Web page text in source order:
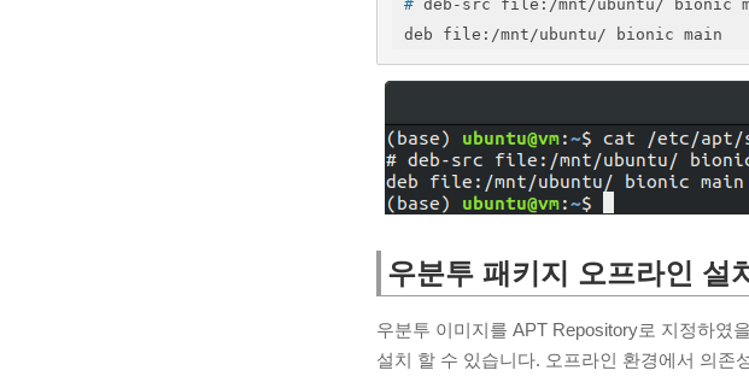
# deb-src file:/mnt/ubuntu/ bionic
deb file:/mnt/ubuntu/ bionic main
우분투 패키지 오프라인 설
우분투 이미지를 APT Repository로 지정하였
설치 할 수 있습니다. 오프라인 환경에서 의존